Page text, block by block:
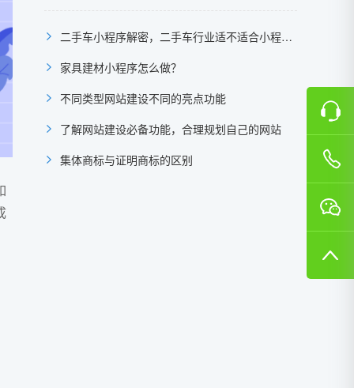
二手车小程序解密，二手车行业适不适合小程序？
家具建材小程序怎么做？
不同类型网站建设不同的亮点功能
了解网站建设必备功能，合理规划自己的网站
集体商标与证明商标的区别